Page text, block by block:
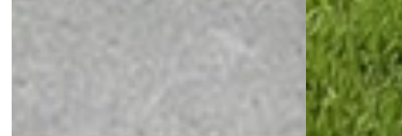
Nezbytně nutné soubory
Analytika